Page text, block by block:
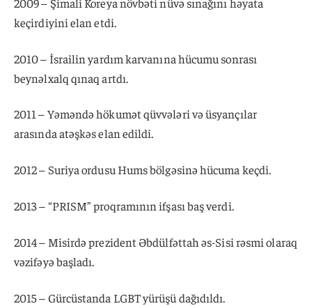
keçirdiyini elan etdi.
2010 – İsrailin yardım karvanına hücumu sonrası
beynəlxalq qınaq artdı.
2011 – Yəməndə hökumət qüvvələri və üsyançılar
arasında atəşkəs elan edildi.
2012 – Suriya ordusu Hums bölgəsinə hücuma keçdi.
2013 – “PRISM” proqramının ifşası baş verdi.
2014 – Misirdə prezident Əbdülfəttah əs-Sisi rəsmi olaraq
vəzifəyə başladı.
2015 – Gürcüstanda LGBT yürüşü dağıdıldı.